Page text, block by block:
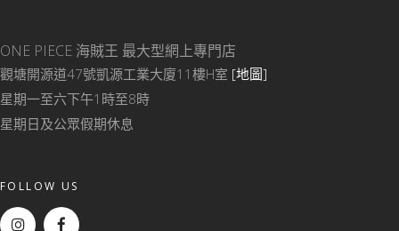
ONE PIECE 海賊王 最大型網上專門店
觀塘開源道47號凱源工業大廈11樓H室 [地圖]
星期一至六下午1時至8時
星期日及公眾假期休息
FOLLOW US